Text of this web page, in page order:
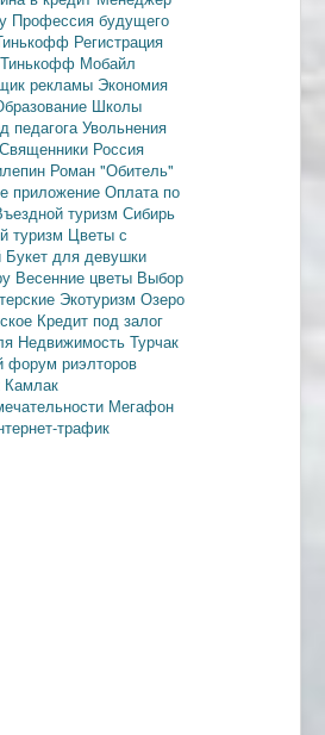
Профессия будущего
Регистрация
Тинькофф Мобайл
рекламы Экономия
Школы
педагога Увольнения
Священники Россия
Роман "Обитель"
приложение Оплата по
туризм Сибирь
туризм Цветы с
Букет для девушки
Весенние цветы Выбор
Экотуризм Озеро
Кредит под залог
Недвижимость Турчак
форум риэлторов
Камлак
Мегафон
трафик